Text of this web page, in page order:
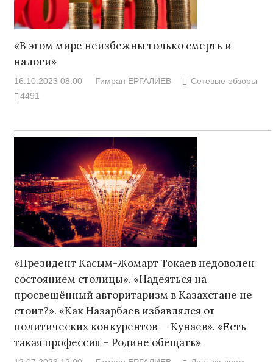
«В этом мире неизбежны только смерть и
налоги»
16.10.2023 08:00 Гимран ЕРГАЛИЕВ
Сетевые обзоры
4491
«Президент Касым-Жомарт Токаев недоволен
состоянием столицы». «Надеяться на
просвещённый авторитаризм в Казахстане не
стоит?». «Как Назарбаев избавлялся от
политических конкурентов — Кунаев». «Есть
такая профессия – Родине обещать»